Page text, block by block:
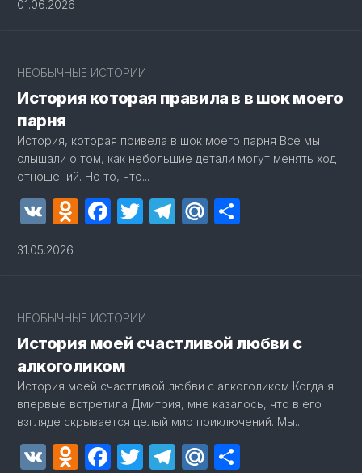
01.06.2026
НЕОБЫЧНЫЕ ИСТОРИИ
История которая правила в в шок моего
парня
История, которая привела в шок моего парня Все мы
слышали о том, как небольшие детали могут менять ход
отношений. Но то, что...
VK Odnoklassniki
Facebook
Twitter
Telegram
Mail.Ru
31.05.2026
НЕОБЫЧНЫЕ ИСТОРИИ
История моей счастливой любви с
алкоголиком
История моей счастливой любви с алкоголиком Когда я
впервые встретила Дмитрия, мне казалось, что в его
взгляде скрывается целый мир приключений. Мы...
VK Odnoklassniki
Facebook
Twitter
Telegram
Mail.Ru